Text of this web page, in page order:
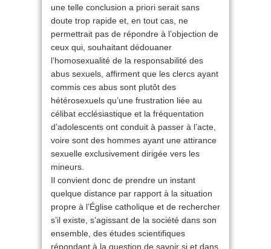
une telle conclusion a priori serait sans
doute trop rapide et, en tout cas, ne
permettrait pas de répondre à l’objection de
ceux qui, souhaitant dédouaner
l’homosexualité de la responsabilité des
abus sexuels, affirment que les clercs ayant
commis ces abus sont plutôt des
hétérosexuels qu’une frustration liée au
célibat ecclésiastique et la fréquentation
d’adolescents ont conduit à passer à l’acte,
voire sont des hommes ayant une attirance
sexuelle exclusivement dirigée vers les
mineurs.
Il convient donc de prendre un instant
quelque distance par rapport à la situation
propre à l’Église catholique et de rechercher
s’il existe, s’agissant de la société dans son
ensemble, des études scientifiques
répondant à la question de savoir si et dans